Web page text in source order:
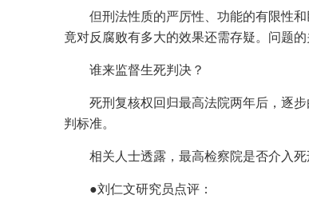
但刑法性质的严厉性、功能的有限性
竟对反腐败有多大的效果还需存疑。问题
谁来监督生死判决？
死刑复核权回归最高法院两年后，逐
判标准。
相关人士透露，最高检察院是否介入
●刘仁文研究员点评：